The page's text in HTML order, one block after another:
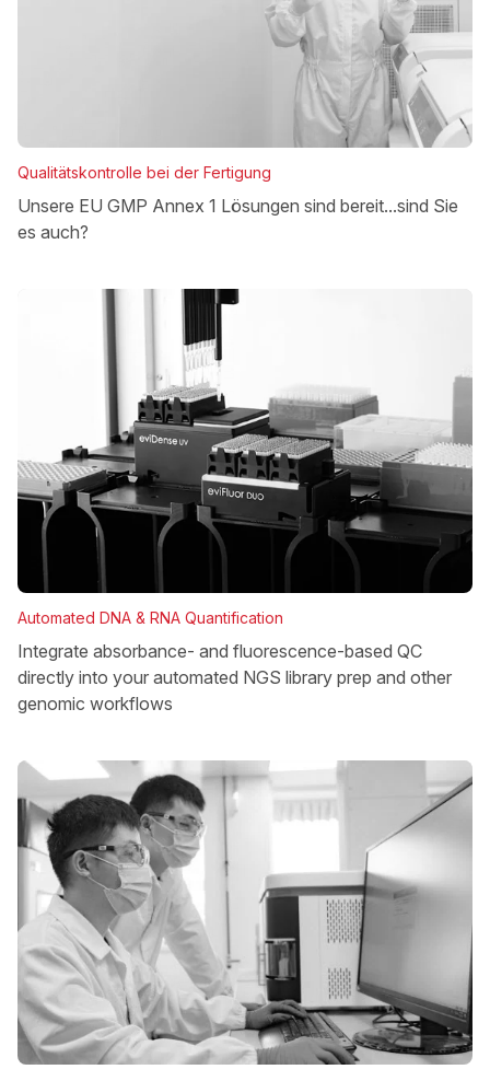
Qualitätskontrolle bei der Fertigung
Unsere EU GMP Annex 1 Lösungen sind bereit...sind Sie
es auch?
Automated DNA & RNA Quantification
Integrate absorbance- and fluorescence-based QC
directly into your automated NGS library prep and other
genomic workflows